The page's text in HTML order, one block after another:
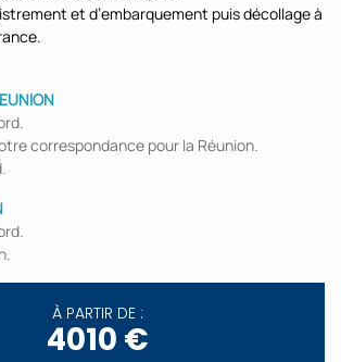
et d’embarquement puis décollage à
correspondance pour la Réunion.
À PARTIR DE :
4010 €